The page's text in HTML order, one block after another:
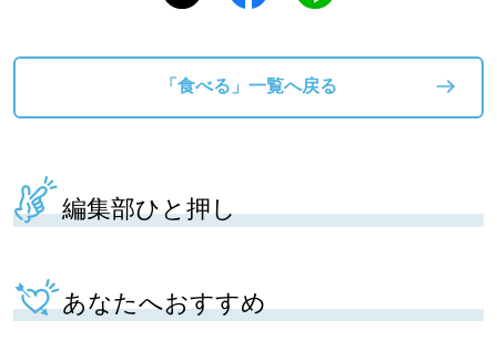
「食べる」一覧へ戻る
編集部ひと押し
あなたへおすすめ